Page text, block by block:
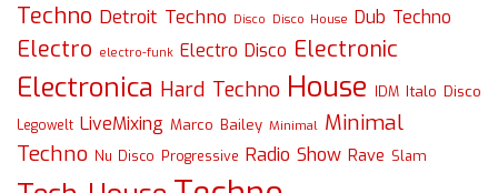
Techno Detroit Techno Disco Disco House Dub Techno
Electro electro-funk Electro Disco Electronic
Electronica Hard Techno House IDM Italo Disco
Legowelt LiveMixing Marco Bailey Minimal Minimal
Techno Nu Disco Progressive Radio Show Rave Slam